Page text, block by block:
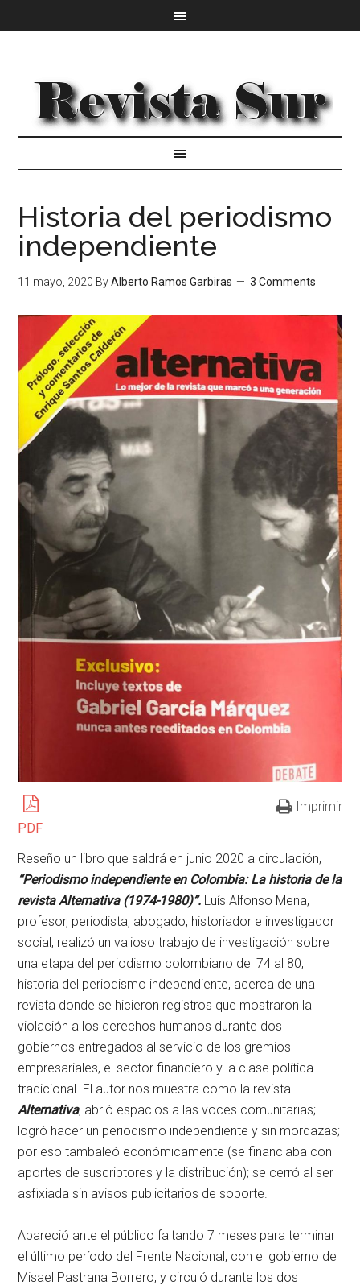
Historia del periodismo
independiente
11 mayo, 2020 ByAlberto Ramos Garbiras 3 Comments
PDF
Imprimir
Reseño un libro que saldrá en junio 2020 a circulación,
“Periodismo independiente en Colombia: La historia de la
revista Alternativa (1974-1980)”. Luís Alfonso Mena,
profesor, periodista, abogado, historiador e investigador
social, realizó un valioso trabajo de investigación sobre
una etapa del periodismo colombiano del 74 al 80,
historia del periodismo independiente, acerca de una
revista donde se hicieron registros que mostraron la
violación a los derechos humanos durante dos
gobiernos entregados al servicio de los gremios
empresariales, el sector financiero y la clase política
tradicional. El autor nos muestra como la revista
Alternativa, abrió espacios a las voces comunitarias;
logró hacer un periodismo independiente y sin mordazas;
por eso tambaleó económicamente (se financiaba con
aportes de suscriptores y la distribución); se cerró al ser
asfixiada sin avisos publicitarios de soporte.
Apareció ante el público faltando 7 meses para terminar
el último período del Frente Nacional, con el gobierno de
Misael Pastrana Borrero, y circuló durante los dos